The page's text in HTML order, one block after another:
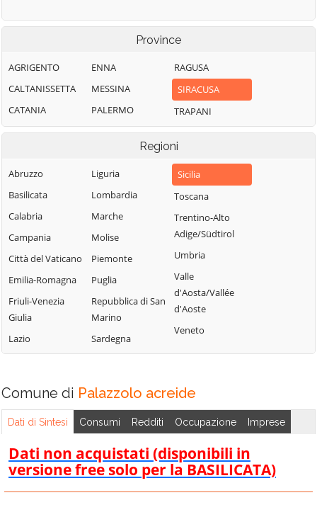
Province
AGRIGENTO
CALTANISSETTA
CATANIA
ENNA
MESSINA
PALERMO
RAGUSA
SIRACUSA
TRAPANI
Regioni
Abruzzo
Basilicata
Calabria
Campania
Città del Vaticano
Emilia-Romagna
Friuli-Venezia
Giulia
Lazio
Liguria
Lombardia
Marche
Molise
Piemonte
Puglia
Repubblica di San
Marino
Sardegna
Sicilia
Toscana
Trentino-Alto
Adige/Südtirol
Umbria
Valle
d'Aosta/Vallée
d'Aoste
Veneto
Comune di Palazzolo acreide
Dati di Sintesi Consumi Redditi Occupazione Imprese
Dati non acquistati (disponibili in
versione free solo per la BASILICATA)